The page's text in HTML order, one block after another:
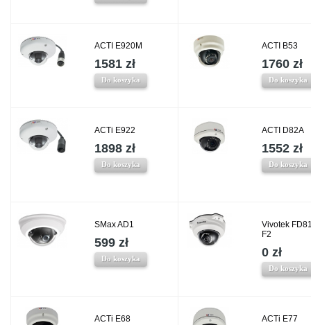
ACTI E920M
1581 zł
Do koszyka
ACTI B53
1760 zł
Do koszyka
ACTi E922
1898 zł
Do koszyka
ACTI D82A
1552 zł
Do koszyka
SMax AD1
599 zł
Do koszyka
Vivotek
F2
0 zł
Do koszyka
ACTi E68 ACTi E77